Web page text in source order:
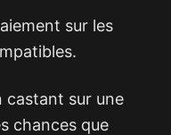
sur les
castant sur une
chances que